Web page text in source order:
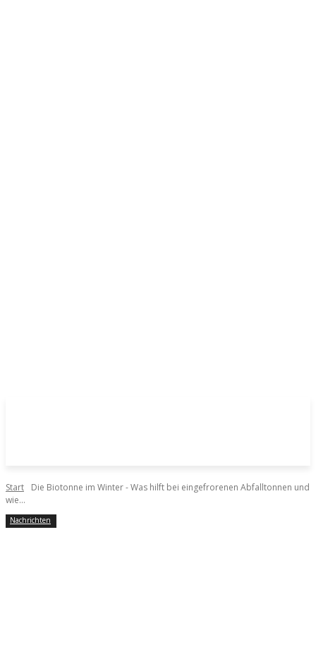
Start
Die Biotonne im Winter - Was hilft bei eingefrorenen Abfalltonnen und
wie...
Nachrichten